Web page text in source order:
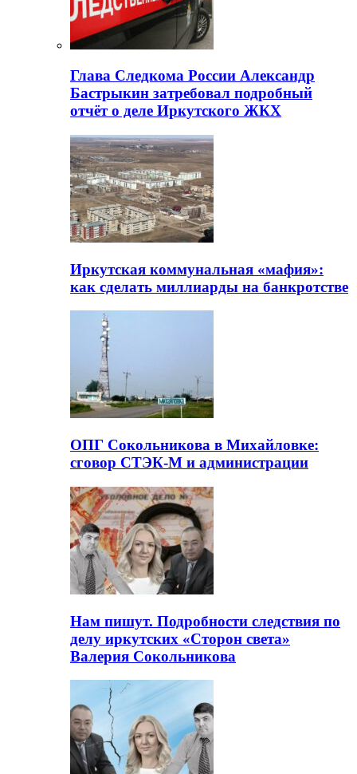
Глава Следкома России Александр
Бастрыкин затребовал подробный
отчёт о деле Иркутского ЖКХ
Иркутская коммунальная «мафия»:
как сделать миллиарды на банкротстве
ОПГ Сокольникова в Михайловке:
сговор СТЭК-М и администрации
Нам пишут. Подробности следствия по
делу иркутских «Сторон света»
Валерия Сокольникова